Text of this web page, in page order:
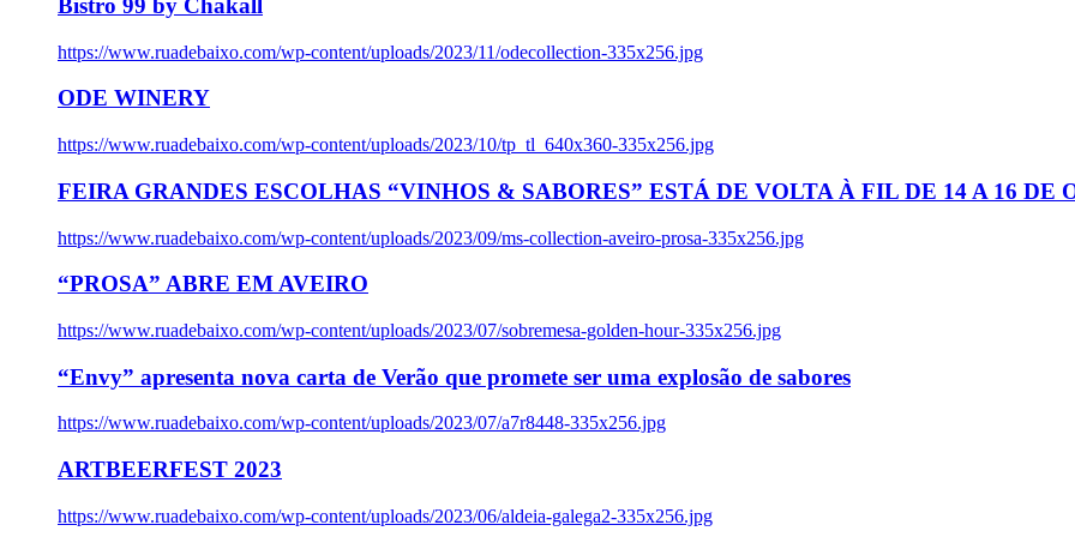
Bistro 99 by Chakall
https://www.ruadebaixo.com/wp-content/uploads/2023/11/odecollection-335x256.jpg
ODE WINERY
https://www.ruadebaixo.com/wp-content/uploads/2023/10/tp_tl_640x360-335x256.jpg
FEIRA GRANDES ESCOLHAS “VINHOS & SABORES” ESTÁ DE VOLTA À FIL DE 14 A 16 DE
https://www.ruadebaixo.com/wp-content/uploads/2023/09/ms-collection-aveiro-prosa-335x256.jpg
“PROSA” ABRE EM AVEIRO
https://www.ruadebaixo.com/wp-content/uploads/2023/07/sobremesa-golden-hour-335x256.jpg
“Envy” apresenta nova carta de Verão que promete ser uma explosão de sabores
https://www.ruadebaixo.com/wp-content/uploads/2023/07/a7r8448-335x256.jpg
ARTBEERFEST 2023
https://www.ruadebaixo.com/wp-content/uploads/2023/06/aldeia-galega2-335x256.jpg